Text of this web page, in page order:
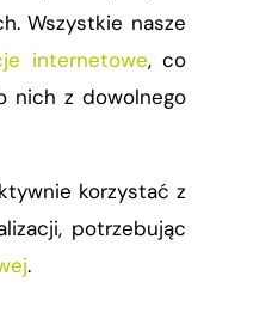
Wszystkie nasze
internetowe, co
nich z dowolnego
korzystać z
potrzebując
.